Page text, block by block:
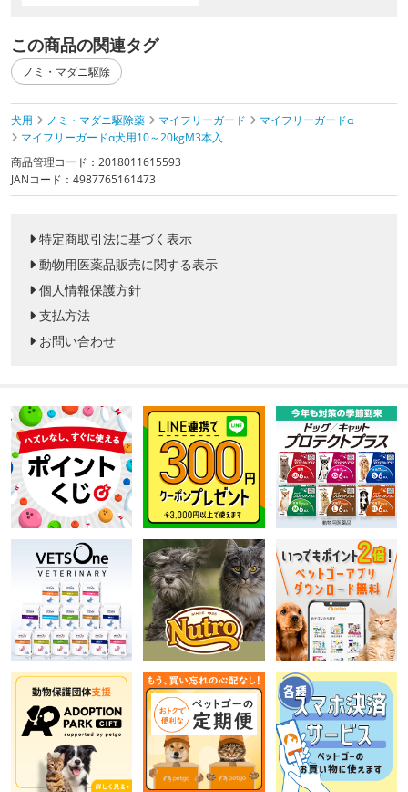
この商品の関連タグ
ノミ・マダニ駆除
犬用 ノミ・マダニ駆除薬 マイフリーガード
マイフリーガードα
マイフリーガードα犬用10～20kgM3本入
商品管理コード：2018011615593
JANコード：4987765161473
特定商取引法に基づく表示
動物用医薬品販売に関する表示
個人情報保護方針
支払方法
お問い合わせ